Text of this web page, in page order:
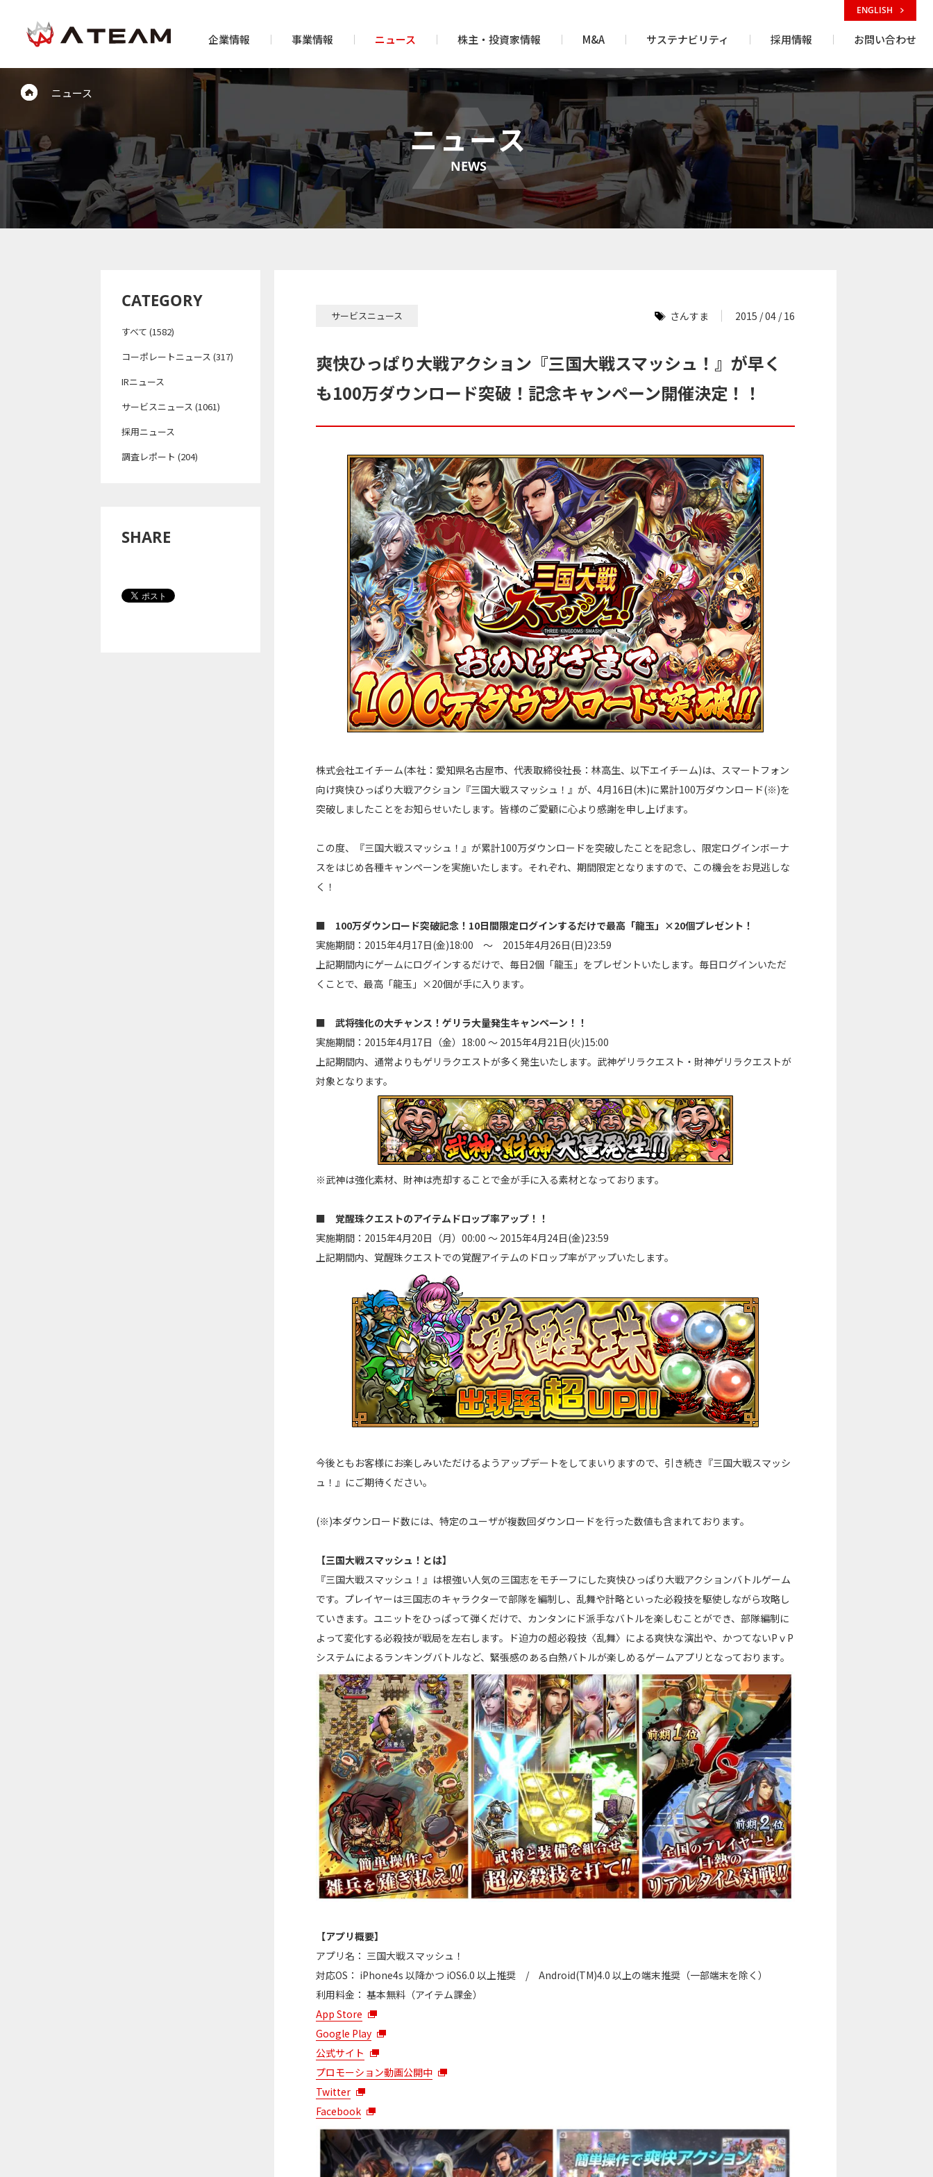
企業情報 事業情報 ニュース 株主・投資家情報 M&A サステナビリティ 採用情報 お問い合わせ
ENGLISH
ニュース
ニュース
NEWS
CATEGORY
すべて (1582)
コーポレートニュース (317)
IRニュース
サービスニュース (1061)
採用ニュース
調査レポート (204)
SHARE
サービスニュース さんすま 2015 / 04 / 16
爽快ひっぱり大戦アクション『三国大戦スマッシュ！』が早く
も100万ダウンロード突破！記念キャンペーン開催決定！！
株式会社エイチーム(本社：愛知県名古屋市、代表取締役社長：林高生、以下エイチーム)は、スマートフォン
向け爽快ひっぱり大戦アクション『三国大戦スマッシュ！』が、4月16日(木)に累計100万ダウンロード(※)を
突破しましたことをお知らせいたします。皆様のご愛顧に心より感謝を申し上げます。
この度、『三国大戦スマッシュ！』が累計100万ダウンロードを突破したことを記念し、限定ログインボーナ
スをはじめ各種キャンペーンを実施いたします。それぞれ、期間限定となりますので、この機会をお見逃しな
く！
■ 100万ダウンロード突破記念！10日間限定ログインするだけで最高「龍玉」×20個プレゼント！
実施期間：2015年4月17日(金)18:00 ～ 2015年4月26日(日)23:59
上記期間内にゲームにログインするだけで、毎日2個「龍玉」をプレゼントいたします。毎日ログインいただ
くことで、最高「龍玉」×20個が手に入ります。
■ 武将強化の大チャンス！ゲリラ大量発生キャンペーン！！
実施期間：2015年4月17日（金）18:00 ～ 2015年4月21日(火)15:00
上記期間内、通常よりもゲリラクエストが多く発生いたします。武神ゲリラクエスト・財神ゲリラクエストが
対象となります。
※武神は強化素材、財神は売却することで金が手に入る素材となっております。
■ 覚醒珠クエストのアイテムドロップ率アップ！！
実施期間：2015年4月20日（月）00:00 ～ 2015年4月24日(金)23:59
上記期間内、覚醒珠クエストでの覚醒アイテムのドロップ率がアップいたします。
今後ともお客様にお楽しみいただけるようアップデートをしてまいりますので、引き続き『三国大戦スマッシ
ュ！』にご期待ください。
(※)本ダウンロード数には、特定のユーザが複数回ダウンロードを行った数値も含まれております。
【三国大戦スマッシュ！とは】
『三国大戦スマッシュ！』は根強い人気の三国志をモチーフにした爽快ひっぱり大戦アクションバトルゲーム
です。プレイヤーは三国志のキャラクターで部隊を編制し、乱舞や計略といった必殺技を駆使しながら攻略し
ていきます。ユニットをひっぱって弾くだけで、カンタンにド派手なバトルを楽しむことができ、部隊編制に
よって変化する必殺技が戦局を左右します。ド迫力の超必殺技〈乱舞〉による爽快な演出や、かつてないPｖP
システムによるランキングバトルなど、緊張感のある白熱バトルが楽しめるゲームアプリとなっております。
【アプリ概要】
アプリ名： 三国大戦スマッシュ！
対応OS： iPhone4s 以降かつ iOS6.0 以上推奨 / Android(TM)4.0 以上の端末推奨（一部端末を除く）
利用料金： 基本無料（アイテム課金）
App Store
Google Play
公式サイト
プロモーション動画公開中
Twitter
Facebook